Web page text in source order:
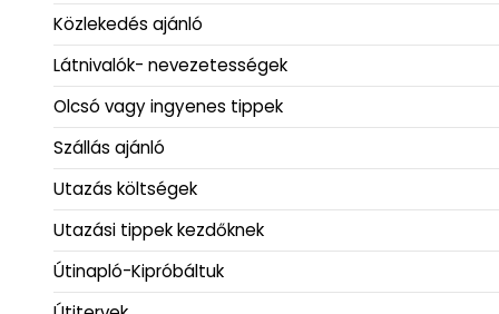
Közlekedés ajánló
Látnivalók- nevezetességek
Olcsó vagy ingyenes tippek
Szállás ajánló
Utazás költségek
Utazási tippek kezdőknek
Útinapló-Kipróbáltuk